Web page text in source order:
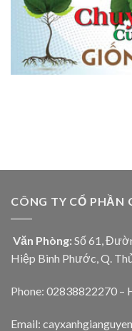
CÔNG TY CỔ PHẦN
Văn Phòng: Số 61,
Hiệp Bình Phước, Q.
Phone: 02838822270 –
Email: